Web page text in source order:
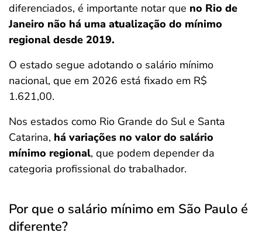
diferenciados, é importante notar que no Rio de
Janeiro não há uma atualização do mínimo
regional desde 2019.
O estado segue adotando o salário mínimo
nacional, que em 2026 está fixado em R$
1.621,00.
Nos estados como Rio Grande do Sul e Santa
Catarina, há variações no valor do salário
mínimo regional, que podem depender da
categoria profissional do trabalhador.
Por que o salário mínimo em São Paulo é
diferente?